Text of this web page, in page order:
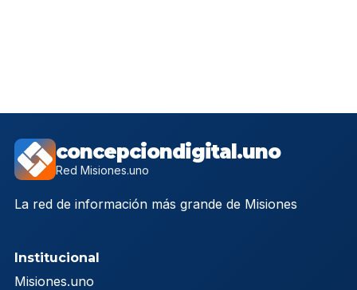
concepciondigital.uno
Red Misiones.uno
La red de información más grande de Misiones
Institucional
Misiones.uno